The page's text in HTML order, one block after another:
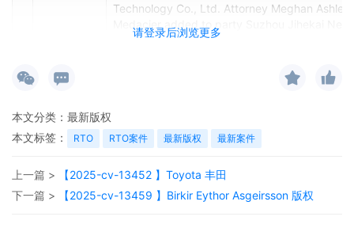
请登录后浏览更多
Technology Co., Ltd. Attorney Meghan Ashley
Medacier added to party Suzhou Jihekai
Technology Co., Ltd(pty:pla).
3 11/04/2025
FORM AO 121 SENT TO DIRECTOR OF U.S.
2 11/03/2025
Smith. Pursuant to 28 USC 636(c), the parties
hereby notified that the U.S. Magistrate Judge
proceedings in this case. If agreed, parties
complete and file the Consent form found on
本文分类： 最新版权
本文标签：
RTO RTO案件 最新版权 最新案件
上一篇 >
【2025-cv-13452 】Toyota 丰田
下一篇 >
【2025-cv-13459 】Birkir Eythor Asgeirsson 版权